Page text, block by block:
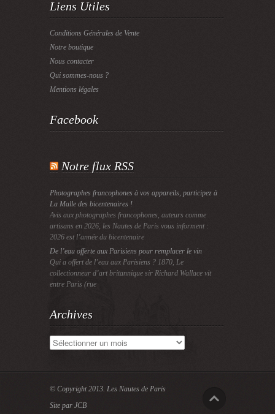
Liens Utiles
Conditions Générales de Vente
Notre boutique
Nous contacter
Qui sommes-nous ?
Mentions légales
Facebook
Notre flux RSS
Photographes francophones à vos appareils, participez à
La Malle des bicentenaires !
Avis aux photographes francophones, auteurs comme
artisans en 2026, les Nautes de Paris vous informent :
2026 est l’année du bicentenaire
De l’eau offerte aux Parisiens pour remplacer le vin
Qui a offert de l’eau aux Parisiens ? 1870, Le
collectionneur d’art britannique sir Richard Wallace vit
entre Paris (rue
Archives
Archives
© Copyright 2013. Les Nautes de Paris
Site par JCB